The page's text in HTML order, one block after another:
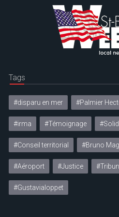
Tags
#disparu en mer #Palmier
#irma #Témoignage
#Conseil territorial #Bruno
#Aéroport #Justice
#Gustavialoppet